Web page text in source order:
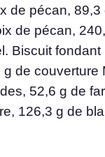
de pécan, 89,3
de pécan,
Biscuit
de couverture
52,6 g de
126,3 g de